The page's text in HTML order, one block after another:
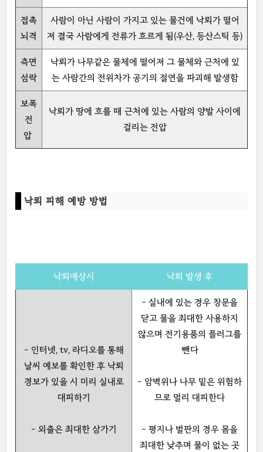
접촉
뇌격
사람이 아닌 사람이 가지고 있는 물건에 낙뢰가 떨어
져 결국 사람에게 전류가 흐르게 됨(우산, 등산스틱 등)
측면
섬락
낙뢰가 나무같은 물체에 떨어져 그 물체와 근처에 있
는 사람간의 전위차가 공기의 절연을 파괴해 발생함
보폭
전
압
낙뢰가 땅에 흐를 때 근처에 있는 사람의 양발 사이에
걸리는 전압
낙뢰 피해 예방 방법
낙뢰예상시 낙뢰 발생 후
- 인터넷, tv, 라디오를 통해
날씨 예보를 확인한 후 낙뢰
경보가 있을 시 미리 실내로
대피하기
- 외출은 최대한 삼가기
- 실내에 있는 경우 창문을
닫고 물을 최대한 사용하지
않으며 전기용품의 플러그를
뺀다
- 암벽위나 나무 밑은 위험하
므로 멀리 대피한다
- 평지나 벌판의 경우 몸을
최대한 낮추며 물이 없는 곳